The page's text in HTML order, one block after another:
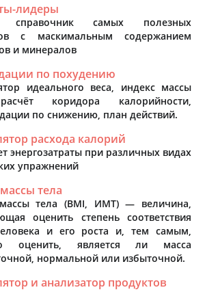
лидеры
справочник самых полезных
с маскимальным содержанием
и минералов
по похудению
идеального веса, индекс массы
коридора калорийности,
по снижению, план действий.
расхода калорий
энергозатраты при различных видах
упражнений
тела
тела (BMI, ИМТ) — величина,
оценить степень соответствия
и его роста и, тем самым,
оценить, является ли масса
нормальной или избыточной.
и анализатор продуктов